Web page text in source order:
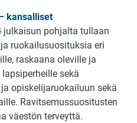
kansalliset
julkaisun pohjalta tullaan
ruokailusuosituksia eri
raskaana oleville ja
sekä
opiskelijaruokailuun sekä
Ravitsemussuositusten
väestön terveyttä.